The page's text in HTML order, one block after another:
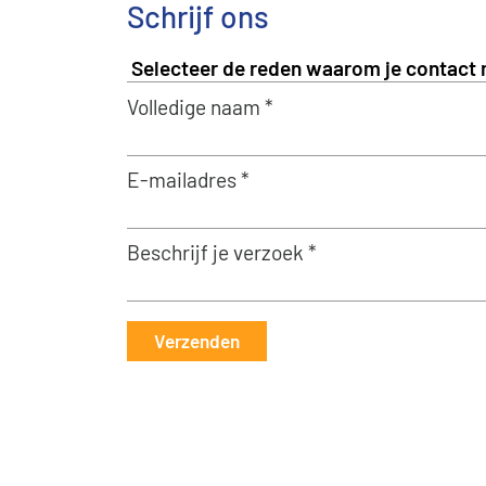
Schrijf ons
Volledige naam *
E-mailadres *
Beschrijf je verzoek *
Verzenden